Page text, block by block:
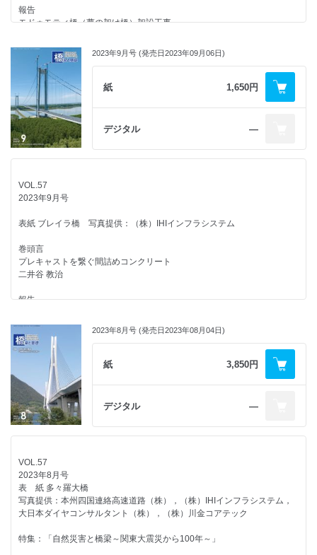
共通セッション「橋梁計画」の報告とお誘い
─ 土木学会 令和6年度全国大会（仙台） ─
モニターより
「橋梁と基礎」11月号を読んで
外国語豆知識
今年は辰年 ～ 竜に関する雑学 ～
石塚 敬之
広告企画
カプセルホウ・パイラ［BSタイプ］工法
編集後記
土木学会西部支部沖縄会技術講演会を開催
第4回 北陸橋梁保全会議
髙野 颯真
令和5年度 伊藤學賞の表彰式行われる
勝地 弘
外国語豆知識
モニターより
維持管理・更新における床版関連技術
橋梁と基礎2023（令和5）年総目次
広告企画
編集後記
大内 隆志
沖縄地区鋼橋防食マニュアルの特徴と今後の展開
米須 俊彦
沖縄に建設されたFRP歩道橋とその将来展望
大垣 賀津雄/井上 澄貴
連載企画
浮世絵を彩った橋
第21回 天神橋・天満橋
紅林 章央
ひろば
小室 雅人/大垣 賀津雄/木下 幸治/林 厳/竹谷 晃一/森山 仁志
第19回 景観・デザイン研究発表会 開催のご案内
小澤 一輝
モニターより
「橋梁と基礎」10月号を読んで
広告企画
橋梁の長寿命化関連技術 詳細紹介
カプセルホウ・パイラ［BSタイプ］工法 （株）横山基礎工事
小林 寿子
報告
モドゥモティ橋（夢の架け橋）架設工事
松山 哲也 /中川 司 /藤ノ木 勉 /皆川 正夫 /伊藤 勇人 /見並 宏章
伊勢湾岸自動車道 名港東大橋の耐震補強設計
山田 章史 /青木 圭一 /宮部 光貴 /宮崎 重行 /小山 貴志 /高井 祐輔
道央自動車道大谷地地区橋梁リニューアル工事の下部工拡幅設計
中村 和己 /和地 高弘 /村西 信哉 /坪倉 辰雄 /高橋 敏樹 /西村 俊亮
PC有ヒンジ箱桁橋の連続化とPCグラウト充填調査・再注入
プレキャスト鋼コンクリート合成床版の実用化に向けた検証
浮世絵を彩った橋
第20回 難波橋
紅林 章央
橋を支え続ける縁の下の力持ちたち
小野田 滋
ニュース
阪神高速3号神戸線リニューアル工事の報告
─ 19日間の通行止めによるコンクリート床版取替え，舗装・伸縮継手補
修等 ─
岩里 泰幸 /笹脇 壮太 /宮田 亮 /長谷川 智昭 /冨田 涼太郎 /森岡 寛太
生
BEI-2023国際会議に参加して
伊藤 義人 /川畑 達哉
鋼橋の維持管理 ～補修・補強技術の最前線～
2023年9月号 (発売日2023年09月06日)
紙 1,650円
デジタル ―
VOL.57
2023年9月号
表紙 ブレイラ橋 写真提供：（株）IHIインフラシステム
巻頭言
プレキャストを繋ぐ間詰めコンクリート
二井谷 教治
報告
井谷 達哉/村野 文哉/柳 博文/關 真二郎/中山 真明/社浦 潤一
ルーマニア・ブレイラ橋の設計・施工－補剛桁および付帯物
杉田 吏絵/井谷 達哉/庄野 好希/關 真二郎/中山 真明/社浦 潤一
鋼斜張橋の鋼床版疲労き裂補修
─ 伊勢湾岸自動車道 名港西大橋 ─
山本 大貴/亀山 誠司/吉田 健一
仲田 宇史/岩城 孝之/玉田 和法/梅田 悠輔/米田 貴紀/北口 修
弾性合成桁橋の設計法
大垣 賀津雄/Pham Ngoc Vinh/石川 敏之/今川 雄亮/大久保 宣人
多径間鉄筋コンクリートアーチ橋崩落要因の検討
2023年8月号 (発売日2023年08月04日)
紙 3,850円
デジタル ―
VOL.57
2023年8月号
表 紙 多々羅大橋
写真提供：本州四国連絡高速道路（株），（株）IHIインフラシステム，
大日本ダイヤコンサルタント（株），（株）川金コアテック
特集：「自然災害と橋梁～関東大震災から100年～」